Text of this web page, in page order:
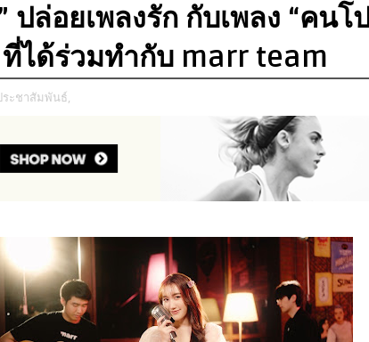
ปล่อยเพลงรัก กับเพลง “คน
ที่ได้ร่วมทำกับ marr team
ระชาสัมพันธ์,